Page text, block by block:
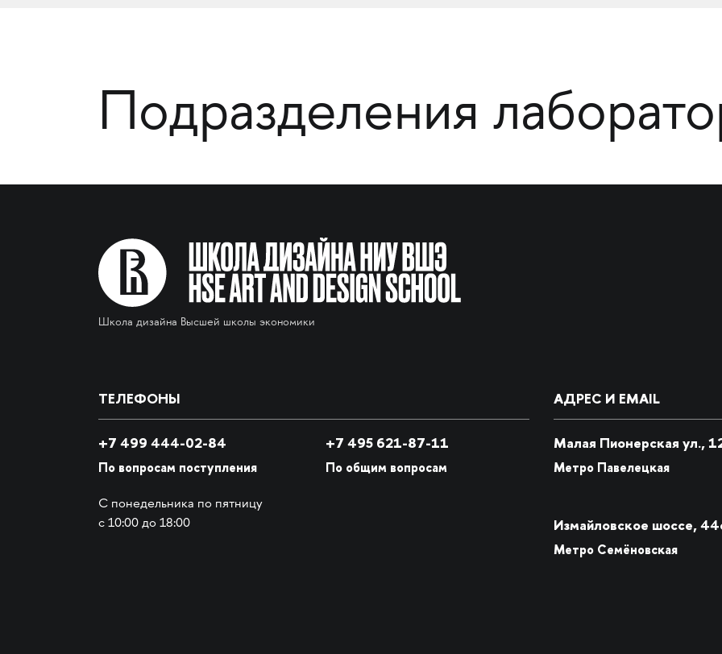
Подразделения
Школа дизайна Высшей школы экономики
ТЕЛЕФОНЫ
+7 499 444-02-84
По вопросам поступления
С понедельника по пятницу
с 10:00 до 18:00
+7 495 621-87-11
По общим вопросам
АДРЕС И EMAIL
Малая Пионерская ул.,
Метро Павелецкая
Измайловское шоссе,
Метро Семёновская